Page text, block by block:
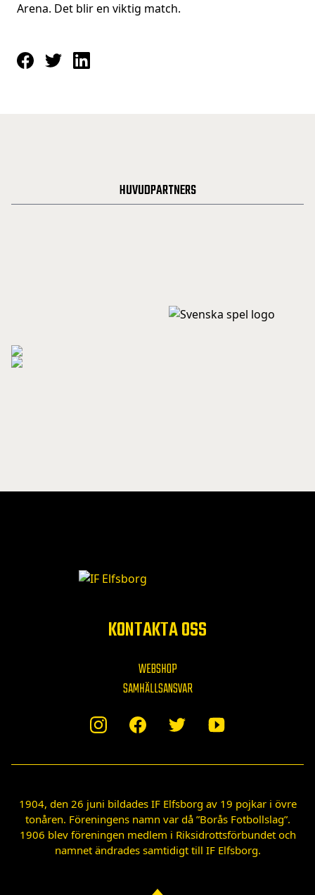
Arena. Det blir en viktig match.
HUVUDPARTNERS
KONTAKTA OSS
WEBSHOP
SAMHÄLLSANSVAR
1904, den 26 juni bildades IF Elfsborg av 19 pojkar i övre
tonåren. Föreningens namn var då ”Borås Fotbollslag”.
1906 blev föreningen medlem i Riksidrottsförbundet och
namnet ändrades samtidigt till IF Elfsborg.